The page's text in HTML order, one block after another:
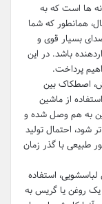
ها است که به
همانطور که شما
بسیار قوی و
باشد. در این
پرداخت.
اصطکاک بین
از ماشین
به هم وصل شده و
شود، احتمال تولید
طبیعی با گذر زمان
استفاده
یک روغن یا گریس به